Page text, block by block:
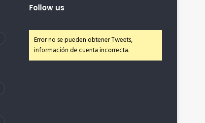
Follow us
Error no se pueden obtener Tweets,
información de cuenta incorrecta.